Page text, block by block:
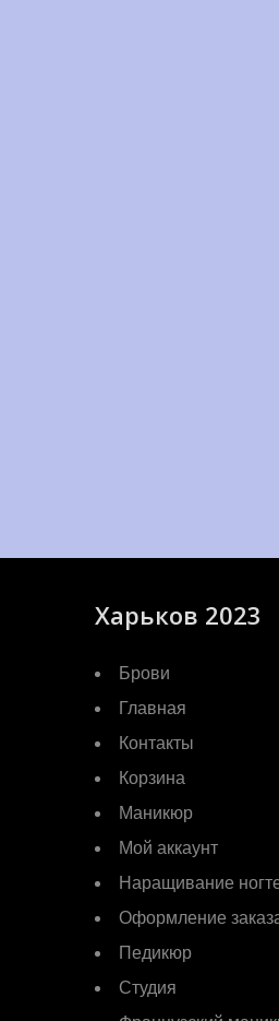
Харьков 2023
Брови
Главная
Контакты
Корзина
Маникюр
Мой аккаунт
Наращивание
Оформление
Педикюр
Студия